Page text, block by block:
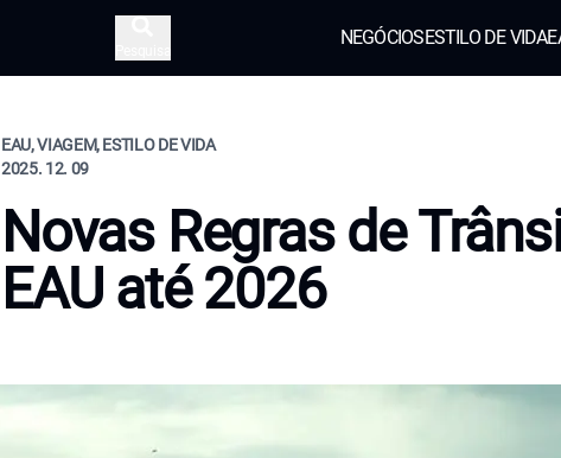
NEGÓCIOSESTILO DE VIDA
EAU, VIAGEM, ESTILO DE VIDA
2025. 12. 09
Novas Regras de
EAU até 2026